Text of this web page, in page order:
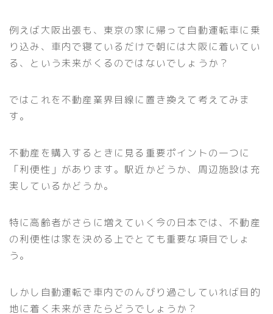
例えば大阪出張も、東京の家に帰って自動運転車に乗
り込み、車内で寝ているだけで朝には大阪に着いてい
る、という未来がくるのではないでしょうか？
ではこれを不動産業界目線に置き換えて考えてみま
す。
不動産を購入するときに見る重要ポイントの一つに
「利便性」があります。駅近かどうか、周辺施設は充
実しているかどうか。
特に高齢者がさらに増えていく今の日本では、不動産
の利便性は家を決める上でとても重要な項目でしょ
う。
しかし自動運転で車内でのんびり過ごしていれば目的
地に着く未来がきたらどうでしょうか？